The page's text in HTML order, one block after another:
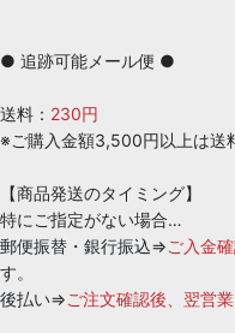
● 追跡可能メール便 ●
送料： 230円
※ご購入金額3,500円以上は送
【商品発送のタイミング】
特にご指定がない場合…
郵便振替・銀行振込⇒ご入金
す。
後払い⇒ご注文確認後、翌営